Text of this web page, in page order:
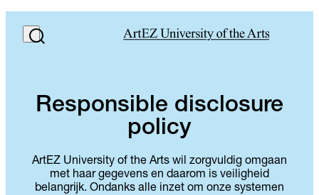
Responsible disclosure
policy
ArtEZ University of the Arts wil zorgvuldig omgaan
met haar gegevens en daarom is veiligheid
belangrijk. Ondanks alle inzet om onze systemen